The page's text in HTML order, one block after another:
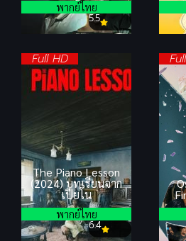
5.5
พากย์ไทย
Full HD
The Piano Lesson
(2024) บทเรียนจาก
เปียโน
6.4
พากย์ไทย